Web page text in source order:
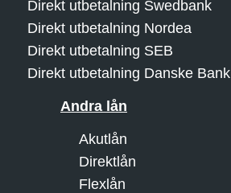
Direkt utbetalning Swedbank
Direkt utbetalning Nordea
Direkt utbetalning SEB
Direkt utbetalning Danske Bank
Andra lån
Akutlån
Direktlån
Flexlån